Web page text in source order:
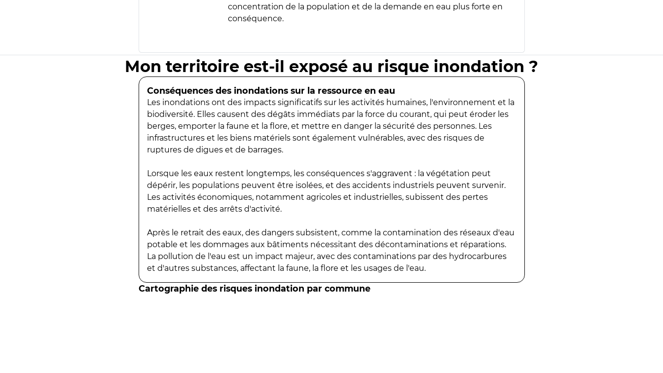
concentration de la population et de la demande en eau plus forte en
conséquence.
Mon territoire est-il exposé au risque inondation ?
Conséquences des inondations sur la ressource en eau
Les inondations ont des impacts significatifs sur les activités humaines, l'environnement et la
biodiversité. Elles causent des dégâts immédiats par la force du courant, qui peut éroder les
berges, emporter la faune et la flore, et mettre en danger la sécurité des personnes. Les
infrastructures et les biens matériels sont également vulnérables, avec des risques de
ruptures de digues et de barrages.
Lorsque les eaux restent longtemps, les conséquences s'aggravent : la végétation peut
dépérir, les populations peuvent être isolées, et des accidents industriels peuvent survenir.
Les activités économiques, notamment agricoles et industrielles, subissent des pertes
matérielles et des arrêts d'activité.
Après le retrait des eaux, des dangers subsistent, comme la contamination des réseaux d'eau
potable et les dommages aux bâtiments nécessitant des décontaminations et réparations.
La pollution de l'eau est un impact majeur, avec des contaminations par des hydrocarbures
et d'autres substances, affectant la faune, la flore et les usages de l'eau.
Cartographie des risques inondation par commune